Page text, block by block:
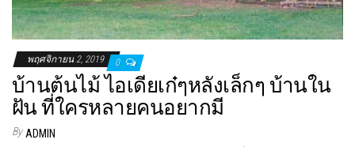
พฤศจิกายน 2, 2019 0
บ้านต้นไม้ ไอเดียเก๋ๆหลังเล็กๆ บ้านใน
ฝัน ที่ใครหลายคนอยากมี
By ADMIN